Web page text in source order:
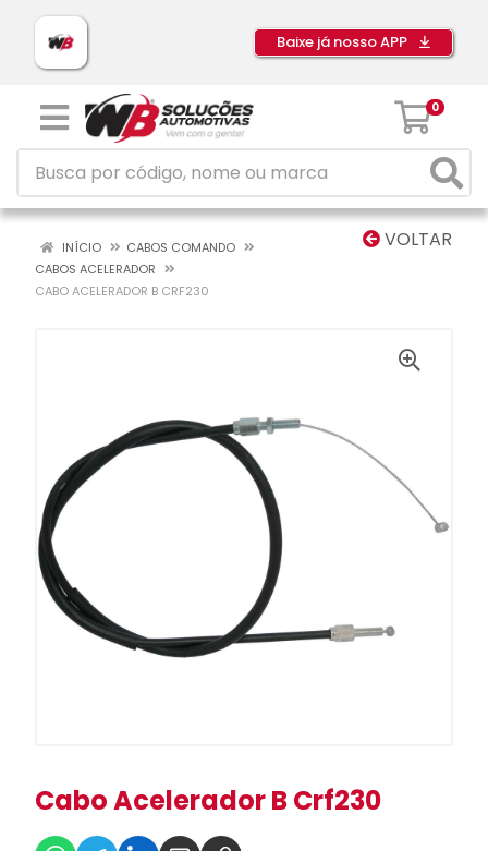
Baixe já nosso APP
0
VOLTAR
INÍCIO
CABOS COMANDO
CABOS ACELERADOR
CABO ACELERADOR B CRF230
Cabo Acelerador B Crf230